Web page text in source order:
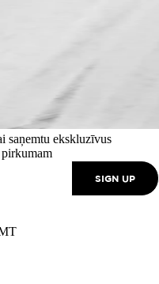
saņemtu ekskluzīvus
SIGN UP